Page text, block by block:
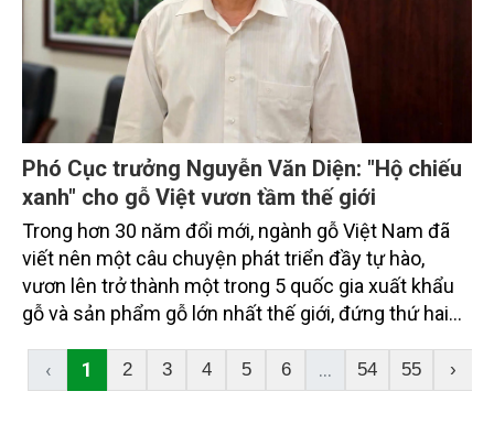
Phó Cục trưởng Nguyễn Văn Diện: "Hộ chiếu
xanh" cho gỗ Việt vươn tầm thế giới
Trong hơn 30 năm đổi mới, ngành gỗ Việt Nam đã
viết nên một câu chuyện phát triển đầy tự hào,
vươn lên trở thành một trong 5 quốc gia xuất khẩu
gỗ và sản phẩm gỗ lớn nhất thế giới, đứng thứ hai
mặt trên 140 quốc gia và vùng lãnh thổ.
‹ 1 2 3 4 5 6 ... 54 55 ›